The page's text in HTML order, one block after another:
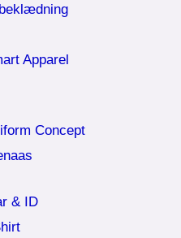
Apparel
Concept
& ID